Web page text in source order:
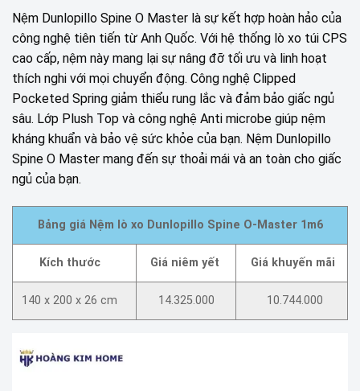
Nệm Dunlopillo Spine O Master là sự kết hợp hoàn hảo của
công nghệ tiên tiến từ Anh Quốc. Với hệ thống lò xo túi CPS
cao cấp, nệm này mang lại sự nâng đỡ tối ưu và linh hoạt
thích nghi với mọi chuyển động. Công nghệ Clipped
Pocketed Spring giảm thiểu rung lắc và đảm bảo giấc ngủ
sâu. Lớp Plush Top và công nghệ Anti microbe giúp nệm
kháng khuẩn và bảo vệ sức khỏe của bạn. Nệm Dunlopillo
Spine O Master mang đến sự thoải mái và an toàn cho giấc
ngủ của bạn.
Bảng giá Nệm lò xo Dunlopillo Spine O-Master 1m6
Kích thước Giá niêm yết Giá khuyến mãi
140 x 200 x 26 cm 14.325.000 10.744.000